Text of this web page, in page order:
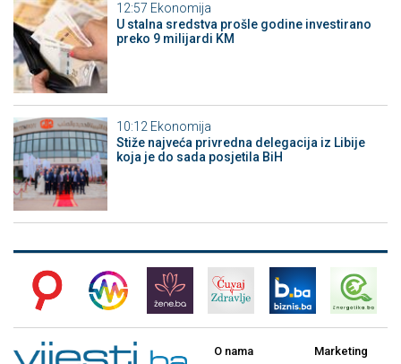
12:57 Ekonomija
U stalna sredstva prošle godine investirano
preko 9 milijardi KM
10:12 Ekonomija
Stiže najveća privredna delegacija iz Libije
koja je do sada posjetila BiH
O nama Marketing